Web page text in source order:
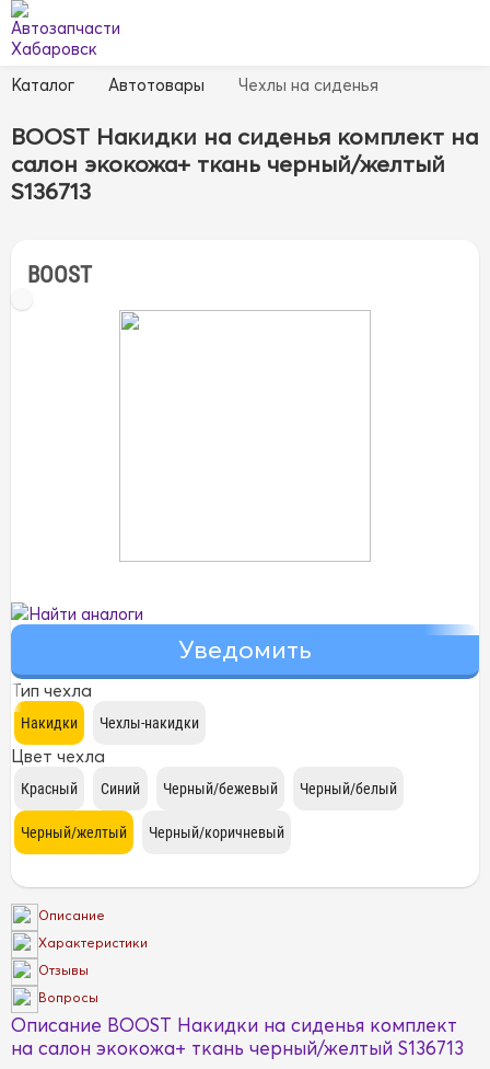
Каталог Автотовары Чехлы на сиденья
BOOST Накидки на сиденья комплект на
салон экокожа+ ткань черный/желтый
S136713
BOOST
Найти аналоги
Тип чехла
Цвет чехла
Описание
Характеристики
Отзывы
Вопросы
Описание BOOST Накидки на сиденья комплект
на салон экокожа+ ткань черный/желтый S136713